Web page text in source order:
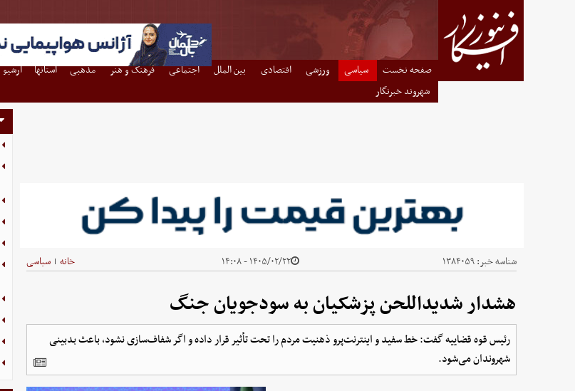
صفحه نخست سیاسی ورزشی اقتصادی بین الملل اجتماعی فرهنگ و هنر مذهبی استانها آرشیو
شهروند خبرنگار
شناسه خبر:۱۳۸۴۰۵۹ ۱۴۰۵/۰۲/۲۲ - ۱۴:۰۸ خانه | سیاسی
هشدار شدیداللحن پزشکیان به سودجویان جنگ
رئیس قوه قضاییه گفت: خط‌ سفید و اینترنت‌پرو ذهنیت مردم را تحت تأثیر قرار داده و اگر شفاف‌سازی نشود، باعث بدبینی
شهروندان می‌شود.